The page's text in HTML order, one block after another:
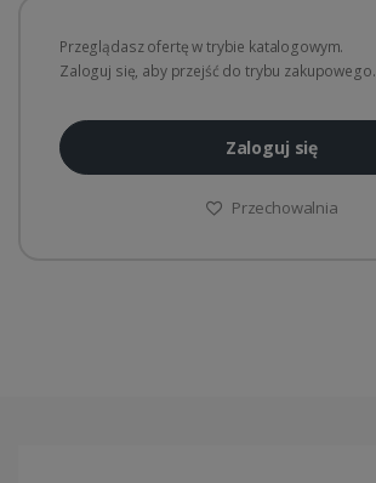
Przeglądasz ofertę w trybie katalogowym.
Zaloguj się, aby przejść do trybu zakupowego.
Zaloguj się
Przechowalnia